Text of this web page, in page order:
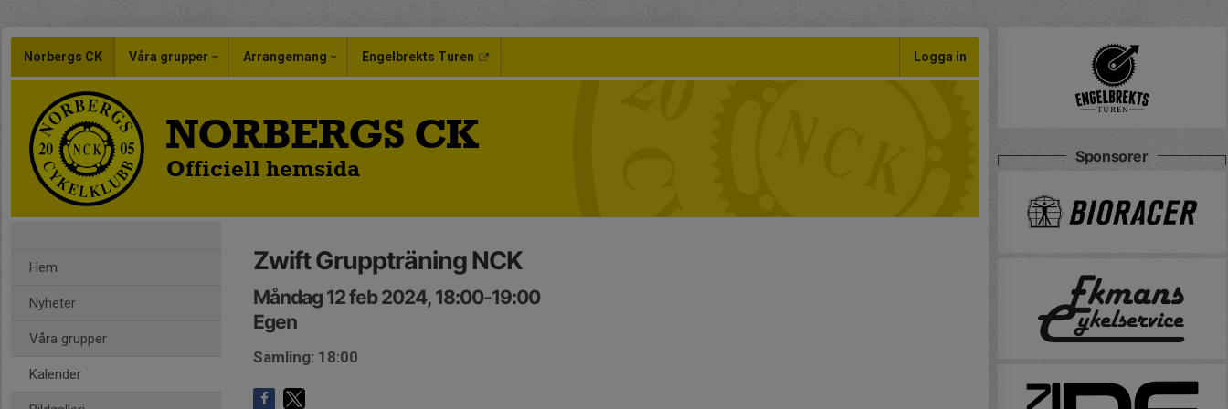
Norbergs CK Våra grupper Arrangemang Engelbrekts Turen Logga in
NORBERGS CK
Officiell hemsida
Hem
Nyheter
Våra grupper
Kalender
Zwift Gruppträning NCK
Måndag 12 feb 2024, 18:00-19:00
Egen
Samling: 18:00
Sponsorer